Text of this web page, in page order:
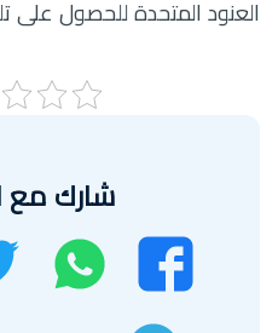
العنود المتحدة للحصول على
شارك مع
فيسبوك